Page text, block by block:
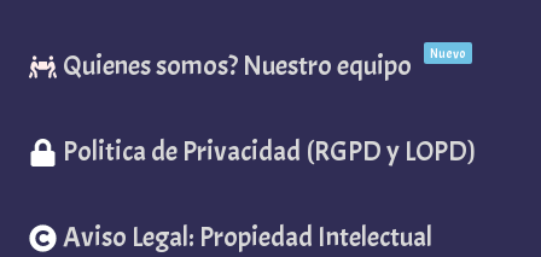
Quienes somos? Nuestro equipo Nuevo
Politica de Privacidad (RGPD y LOPD)
Aviso Legal: Propiedad Intelectual